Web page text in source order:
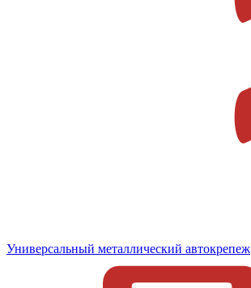
Универсальный металлический автокрепеж